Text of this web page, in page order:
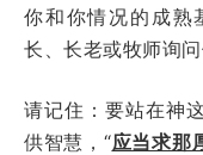
你和你情况的成熟
长、长老或牧师询问
请记住：要站在神
供智慧，“应当求那